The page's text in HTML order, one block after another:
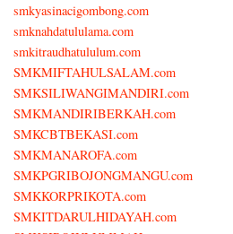
smkyasinacigombong.com
smknahdatululama.com
smkitraudhatululum.com
SMKMIFTAHULSALAM.com
SMKSILIWANGIMANDIRI.com
SMKMANDIRIBERKAH.com
SMKCBTBEKASI.com
SMKMANAROFA.com
SMKPGRIBOJONGMANGU.com
SMKKORPRIKOTA.com
SMKITDARULHIDAYAH.com